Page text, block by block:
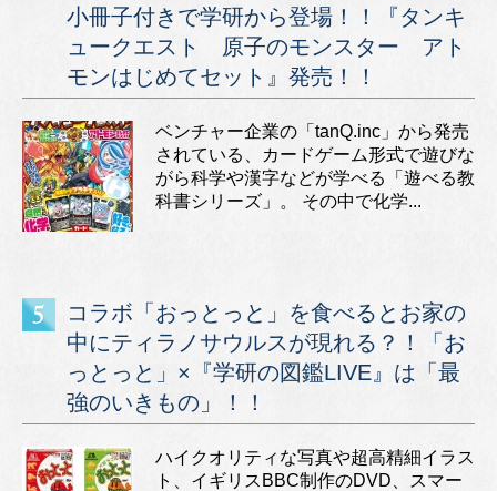
小冊子付きで学研から登場！！『タンキ
ュークエスト 原子のモンスター アト
モンはじめてセット』発売！！
ベンチャー企業の「tanQ.inc」から発売
されている、カードゲーム形式で遊びな
がら科学や漢字などが学べる「遊べる教
科書シリーズ」。 その中で化学...
コラボ「おっとっと」を食べるとお家の
中にティラノサウルスが現れる？！「お
っとっと」×『学研の図鑑LIVE』は「最
強のいきもの」！！
ハイクオリティな写真や超高精細イラス
ト、イギリスBBC制作のDVD、スマー